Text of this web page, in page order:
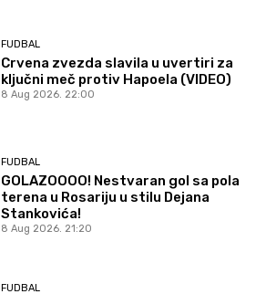
FUDBAL
Crvena zvezda slavila u uvertiri za
ključni meč protiv Hapoela (VIDEO)
8 Aug 2026. 22:00
FUDBAL
GOLAZOOOO! Nestvaran gol sa pola
terena u Rosariju u stilu Dejana
Stankovića!
8 Aug 2026. 21:20
FUDBAL